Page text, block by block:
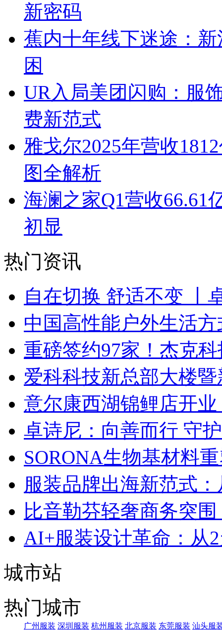
新密码
蕉内十年线下迷途：
困
UR入局美团闪购：服
费新范式
雅戈尔2025年营收
图全解析
海澜之家Q1营收66.61
初显
热门资讯
自在切换 舒适不变 丨
中国高性能户外生活
重磅签约97家！杰克
爱科科技新总部大楼
意尔康西湖锦鲤店开
卓诗尼：向善而行 守
SORONA生物基材料
服装品牌出海新范式
比音勒芬轻奢商务突
AI+服装设计革命：从
城市站
热门城市
广州服装 深圳服装 杭州服装 北京服装 东莞服装 汕头服